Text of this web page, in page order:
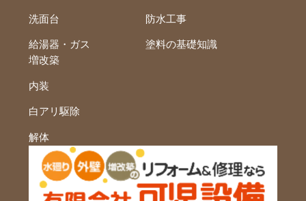
洗面台
給湯器・ガス
防水工事
塗料の基礎知識
増改築
内装
白アリ駆除
解体